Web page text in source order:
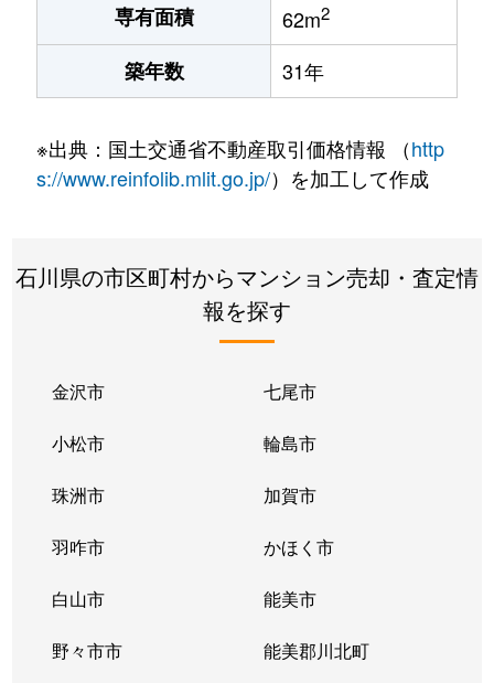
専有面積
62m2
築年数 31年
※出典：国土交通省不動産取引価格情報 （http
s://www.reinfolib.mlit.go.jp/）を加工して作成
石川県の市区町村からマンション売却・査定情
報を探す
金沢市 七尾市
小松市 輪島市
珠洲市 加賀市
羽咋市 かほく市
白山市 能美市
野々市市 能美郡川北町